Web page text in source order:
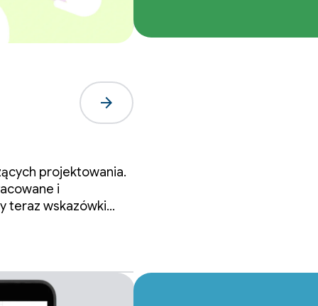
arrow_forward
projektowania.
i
teraz wskazówki
na Androida.